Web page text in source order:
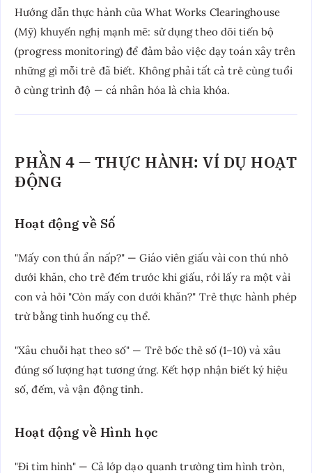
Hướng dẫn thực hành của What Works Clearinghouse
(Mỹ) khuyến nghị mạnh mẽ: sử dụng theo dõi tiến bộ
(progress monitoring) để đảm bảo việc dạy toán xây trên
những gì mỗi trẻ đã biết. Không phải tất cả trẻ cùng tuổi
ở cùng trình độ — cá nhân hóa là chìa khóa.
PHẦN 4 — THỰC HÀNH: VÍ DỤ HOẠT
ĐỘNG
Hoạt động về Số
"Mấy con thú ẩn nấp?" — Giáo viên giấu vài con thú nhỏ
dưới khăn, cho trẻ đếm trước khi giấu, rồi lấy ra một vài
con và hỏi "Còn mấy con dưới khăn?" Trẻ thực hành phép
trừ bằng tình huống cụ thể.
"Xâu chuỗi hạt theo số" — Trẻ bốc thẻ số (1–10) và xâu
đúng số lượng hạt tương ứng. Kết hợp nhận biết ký hiệu
số, đếm, và vận động tinh.
Hoạt động về Hình học
"Đi tìm hình" — Cả lớp dạo quanh trường tìm hình tròn,